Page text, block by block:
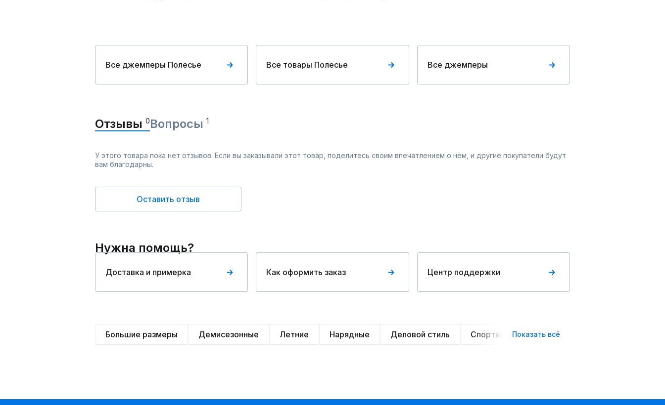
Все джемперы Полесье Все товары Полесье Все джемперы
Отзывы 0Вопросы 1
У этого товара пока нет отзывов. Если вы заказывали этот товар, поделитесь своим впечатлением о нём, и другие покупатели будут
вам благодарны.
Оставить отзыв
Нужна помощь?
Доставка и примерка Как оформить заказ Центр поддержки
Большие размеры Демисезонные Летние Нарядные Деловой стиль Спортивные Оверсайз
Показать всё